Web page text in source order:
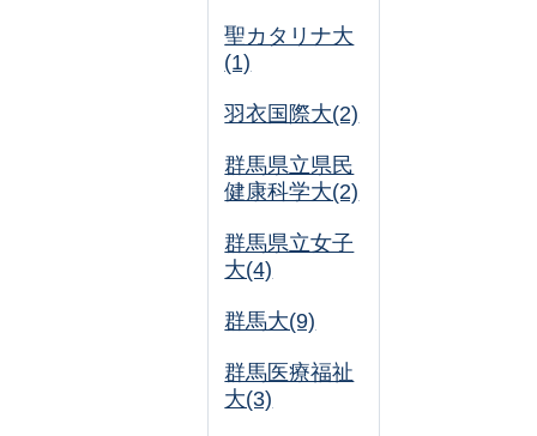
聖カタリナ大
(1)
羽衣国際大(2)
群馬県立県民
健康科学大(2)
群馬県立女子
大(4)
群馬大(9)
群馬医療福祉
大(3)